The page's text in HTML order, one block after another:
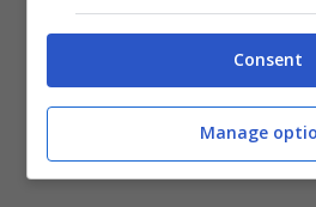
calciatori genoani che
gigante in questa
diventare due profili
Consent
Manage